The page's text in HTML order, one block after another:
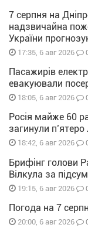
7 серпня на
надзвичайна
України
17:35, 6 авг 2026
Пасажирів
евакуювали
18:05, 6 авг 2026
Росія майже 60
загинули
18:42, 6 авг 2026
Брифінг голови
Вілкула за
19:15, 6 авг 2026
Погода на 7
20:00, 6 авг 2026